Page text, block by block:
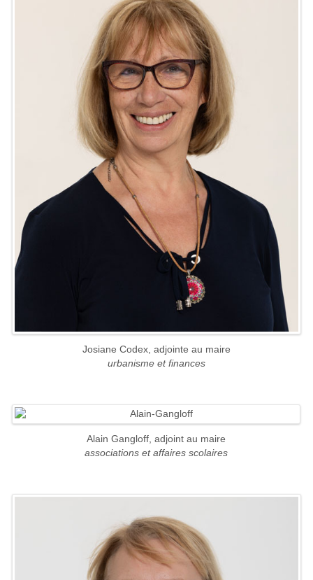
Josiane Codex, adjointe au maire
urbanisme et finances
Alain Gangloff, adjoint au maire
associations et affaires scolaires